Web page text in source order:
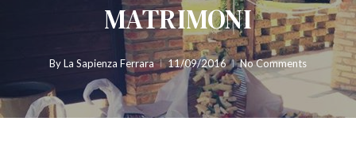
MATRIMONI
ByLa Sapienza Ferrara 11/09/2016 No Comments